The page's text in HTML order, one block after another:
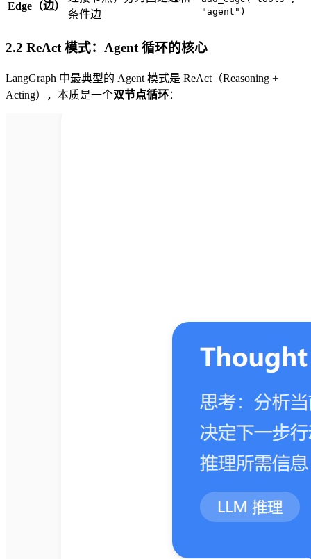
Edge（边）
条件边
"agent")
2.2 ReAct 模式：Agent 循环的核心
LangGraph 中最典型的 Agent 模式是 ReAct（Reasoning +
Acting），本质是一个双节点循环：